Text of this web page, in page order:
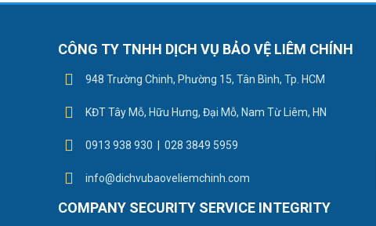
CÔNG TY TNHH DỊCH VỤ BẢO VỆ LIÊM CHÍNH
948 Trường Chinh, Phường 15, Tân Bình, Tp. HCM
KĐT Tây Mỗ, Hữu Hưng, Đại Mỗ, Nam Từ Liêm, HN
0913 938 930 | 028 3849 5959
info@dichvubaoveliemchinh.com
COMPANY SECURITY SERVICE INTEGRITY